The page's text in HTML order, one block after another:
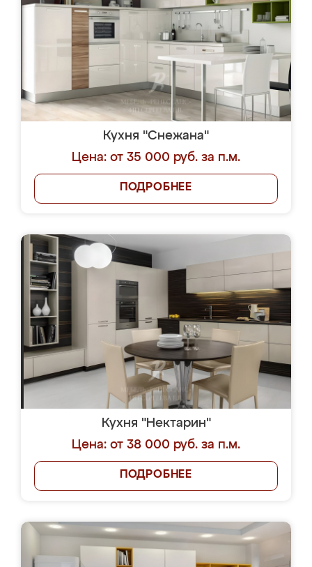
Кухня "Снежана"
Цена: от 35 000 руб. за п.м.
ПОДРОБНЕЕ
Кухня "Нектарин"
Цена: от 38 000 руб. за п.м.
ПОДРОБНЕЕ